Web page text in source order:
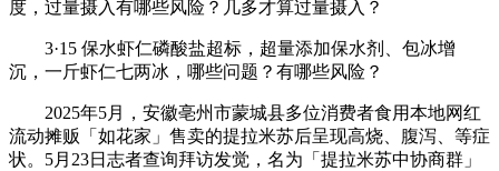
度，过量摄入有哪些风险？几多才算过量摄入？
3·15 保水虾仁磷酸盐超标，超量添加保水剂、包冰增
沉，一斤虾仁七两冰，哪些问题？有哪些风险？
2025年5月，安徽亳州市蒙城县多位消费者食用本地网红
流动摊贩「如花家」售卖的提拉米苏后呈现高烧、腹泻、等症
状。5月23日志者查询拜访发觉，名为「提拉米苏中协商群」